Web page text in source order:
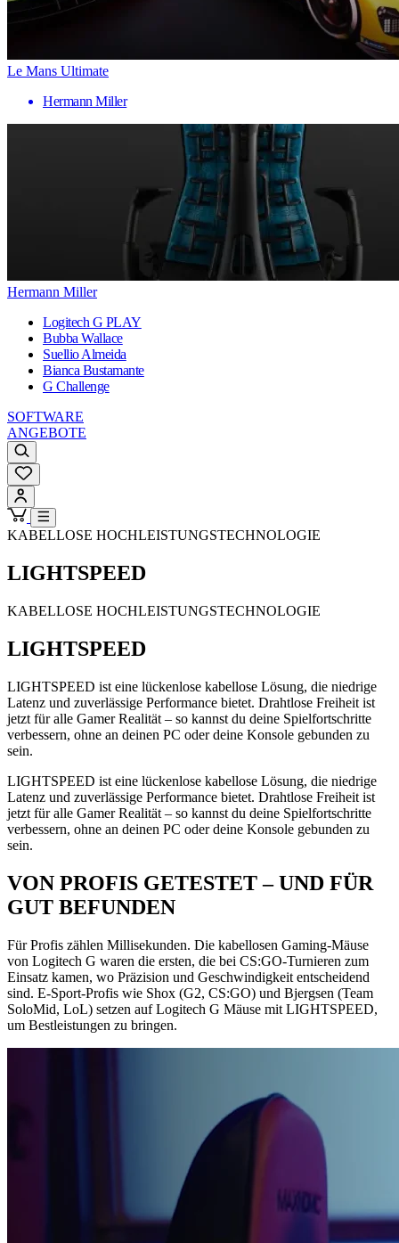
Le Mans Ultimate
Hermann Miller
Hermann Miller
Logitech G PLAY
Bubba Wallace
Suellio Almeida
Bianca Bustamante
G Challenge
SOFTWARE
ANGEBOTE
KABELLOSE HOCHLEISTUNGSTECHNOLOGIE
LIGHTSPEED
KABELLOSE HOCHLEISTUNGSTECHNOLOGIE
LIGHTSPEED
LIGHTSPEED ist eine lückenlose kabellose Lösung, die niedrige
Latenz und zuverlässige Performance bietet. Drahtlose Freiheit ist
jetzt für alle Gamer Realität – so kannst du deine Spielfortschritte
verbessern, ohne an deinen PC oder deine Konsole gebunden zu
sein.
LIGHTSPEED ist eine lückenlose kabellose Lösung, die niedrige
Latenz und zuverlässige Performance bietet. Drahtlose Freiheit ist
jetzt für alle Gamer Realität – so kannst du deine Spielfortschritte
verbessern, ohne an deinen PC oder deine Konsole gebunden zu
sein.
VON PROFIS GETESTET – UND FÜR
GUT BEFUNDEN
Für Profis zählen Millisekunden. Die kabellosen Gaming-Mäuse
von Logitech G waren die ersten, die bei CS:GO-Turnieren zum
Einsatz kamen, wo Präzision und Geschwindigkeit entscheidend
sind. E-Sport-Profis wie Shox (G2, CS:GO) und Bjergsen (Team
SoloMid, LoL) setzen auf Logitech G Mäuse mit LIGHTSPEED,
um Bestleistungen zu bringen.